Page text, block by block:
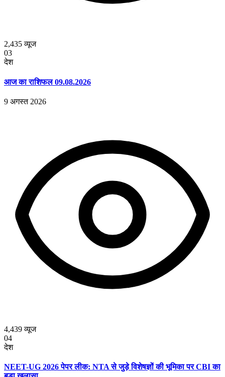
2,435व्यूज
03
देश
आज का राशिफल 09.08.2026
9 अगस्त 2026
4,439व्यूज
04
देश
NEET-UG 2026 पेपर लीक: NTA से जुड़े विशेषज्ञों की भूमिका पर CBI का